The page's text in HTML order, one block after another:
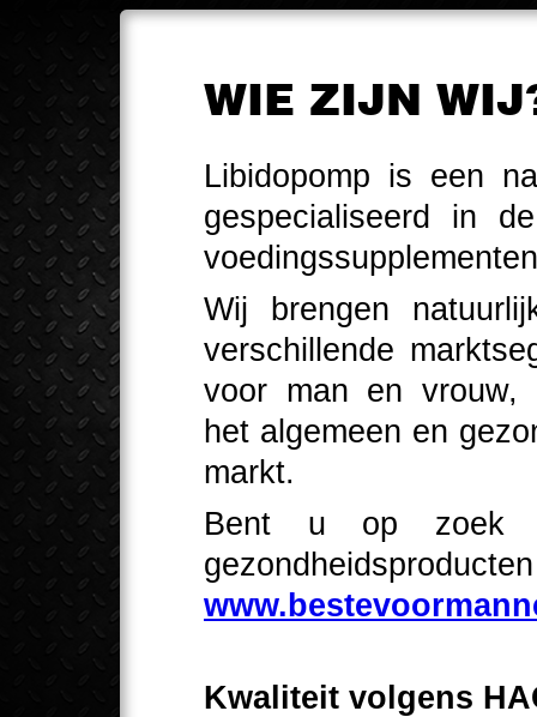
WIE ZIJN
Libidopomp is een
gespecialiseerd in
Wij brengen
verschillende
voor man en vrouw,
het algemeen en
markt.
Bent u op zoek
Kwaliteit volgens